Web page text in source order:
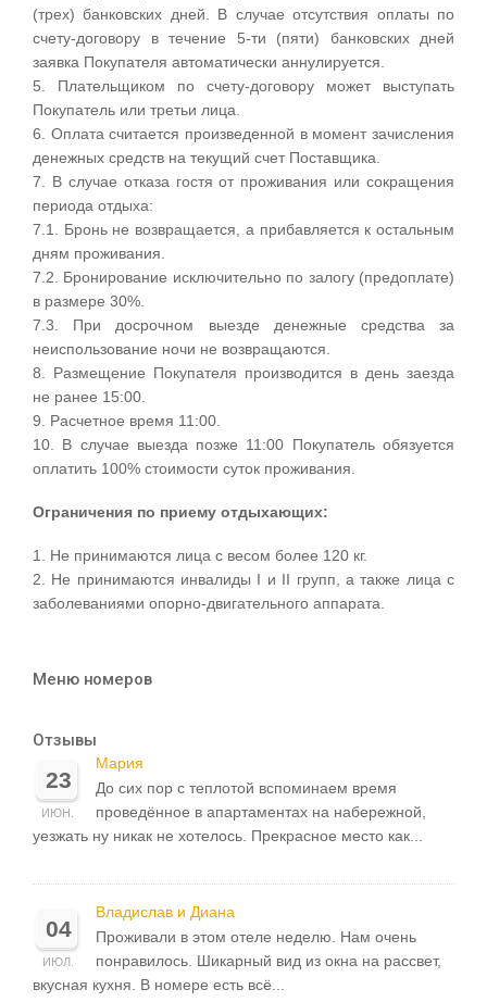
(трех) банковских дней. В случае отсутствия оплаты по
счету-договору в течение 5-ти (пяти) банковских дней
заявка Покупателя автоматически аннулируется.
5. Плательщиком по счету-договору может выступать
Покупатель или третьи лица.
6. Оплата считается произведенной в момент зачисления
денежных средств на текущий счет Поставщика.
7. В случае отказа гостя от проживания или сокращения
периода отдыха:
7.1. Бронь не возвращается, а прибавляется к остальным
дням проживания.
7.2. Бронирование исключительно по залогу (предоплате)
в размере 30%.
7.3. При досрочном выезде денежные средства за
неиспользование ночи не возвращаются.
8. Размещение Покупателя производится в день заезда
не ранее 15:00.
9. Расчетное время 11:00.
10. В случае выезда позже 11:00 Покупатель обязуется
оплатить 100% стоимости суток проживания.
Ограничения по приему отдыхающих:
1. Не принимаются лица с весом более 120 кг.
2. Не принимаются инвалиды I и II групп, а также лица с
заболеваниями опорно-двигательного аппарата.
Меню номеров
Отзывы
23
ИЮН.
Мария
До сих пор с теплотой вспоминаем время
проведённое в апартаментах на набережной,
уезжать ну никак не хотелось. Прекрасное место как...
04
ИЮЛ.
Владислав и Диана
Проживали в этом отеле неделю. Нам очень
понравилось. Шикарный вид из окна на рассвет,
вкусная кухня. В номере есть всё...